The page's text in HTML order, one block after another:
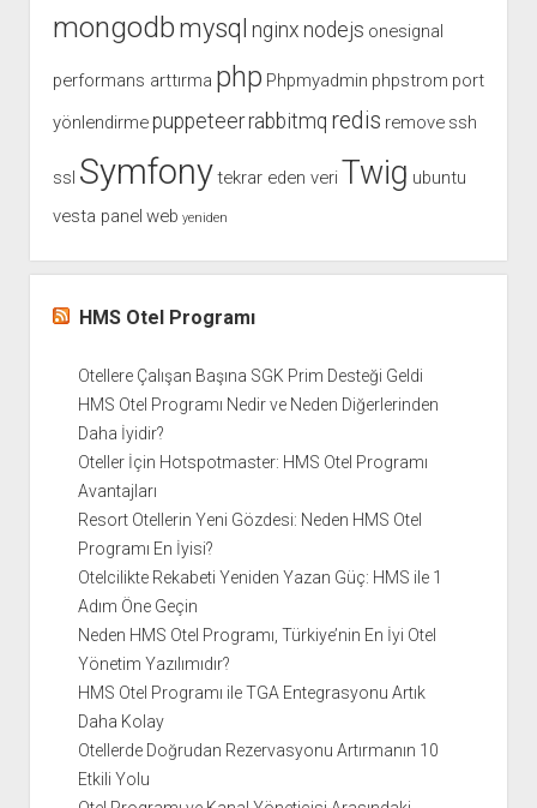
mongodb mysql nginx nodejs onesignal
performans arttırma php Phpmyadmin phpstrom port
yönlendirmepuppeteer rabbitmq redis remove ssh
ssl Symfonytekrar eden veri Twig ubuntu
vesta panel web yeniden
HMS Otel Programı
Otellere Çalışan Başına SGK Prim Desteği Geldi
HMS Otel Programı Nedir ve Neden Diğerlerinden
Daha İyidir?
Oteller İçin Hotspotmaster: HMS Otel Programı
Avantajları
Resort Otellerin Yeni Gözdesi: Neden HMS Otel
Programı En İyisi?
Otelcilikte Rekabeti Yeniden Yazan Güç: HMS ile 1
Adım Öne Geçin
Neden HMS Otel Programı, Türkiye’nin En İyi Otel
Yönetim Yazılımıdır?
HMS Otel Programı ile TGA Entegrasyonu Artık
Daha Kolay
Otellerde Doğrudan Rezervasyonu Artırmanın 10
Etkili Yolu